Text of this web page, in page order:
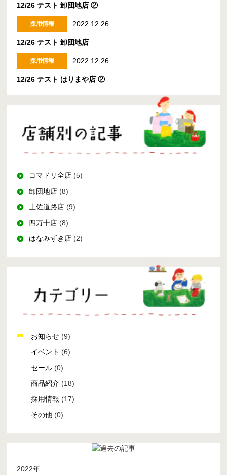
12/26 テスト 卸団地店 ②
採用情報 2022.12.26
12/26 テスト 卸団地店
採用情報 2022.12.26
12/26 テスト はりまや店 ②
コマドリ全店 (5)
卸団地店 (8)
土佐道路店 (9)
四万十店 (8)
はなみずき店 (2)
お知らせ (9)
イベント (6)
セール (0)
商品紹介 (18)
採用情報 (17)
その他 (0)
2022年